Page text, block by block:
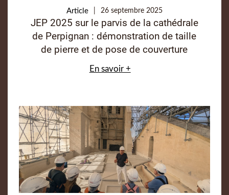
26 septembre 2025
Article
JEP 2025 sur le parvis de la cathédrale
de Perpignan : démonstration de taille
de pierre et de pose de couverture
En savoir +